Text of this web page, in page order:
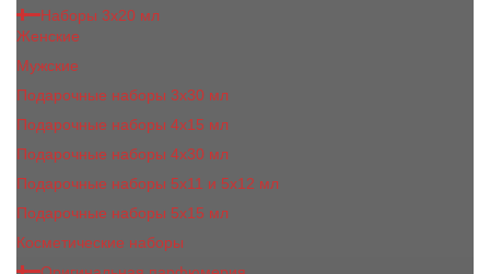
Наборы 3х20 мл
Женские
Мужские
Подарочные наборы 3х30 мл
Подарочные наборы 4x15 мл
Подарочные наборы 4x30 мл
Подарочные наборы 5x11 и 5х12 мл
Подарочные наборы 5x15 мл
Косметические наборы